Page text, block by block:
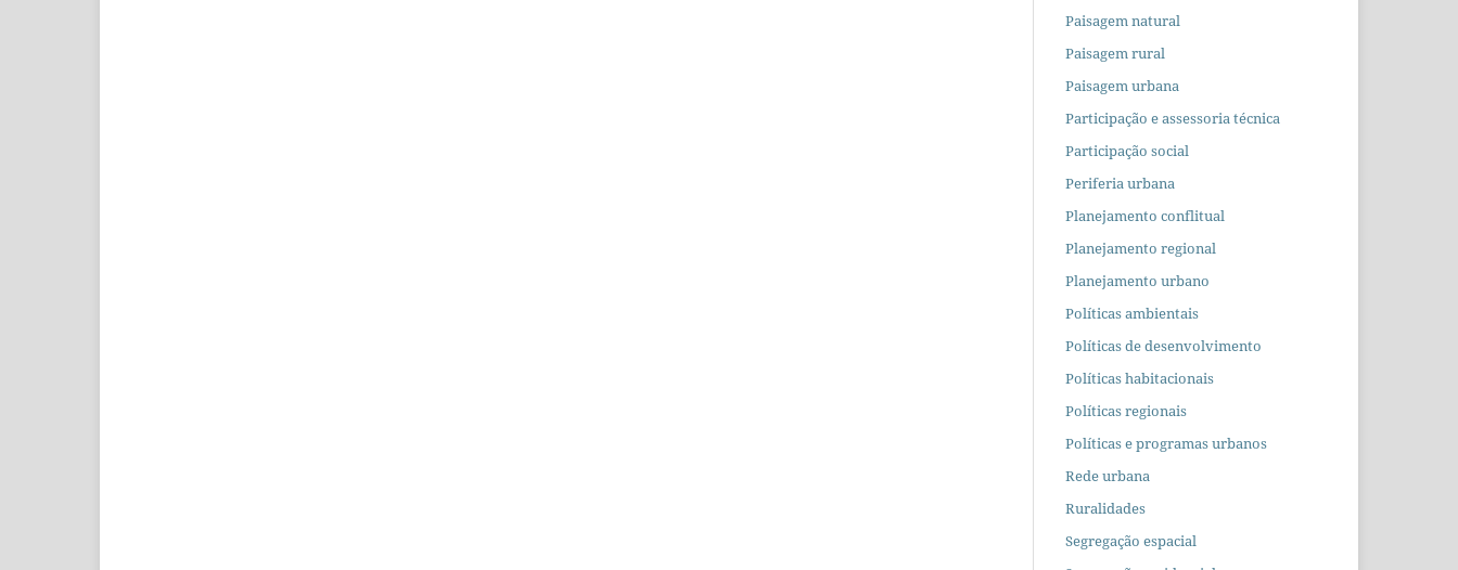
Paisagem natural
Paisagem rural
Paisagem urbana
Participação e assessoria técnica
Participação social
Periferia urbana
Planejamento conflitual
Planejamento regional
Planejamento urbano
Políticas ambientais
Políticas de desenvolvimento
Políticas habitacionais
Políticas regionais
Políticas e programas urbanos
Rede urbana
Ruralidades
Segregação espacial